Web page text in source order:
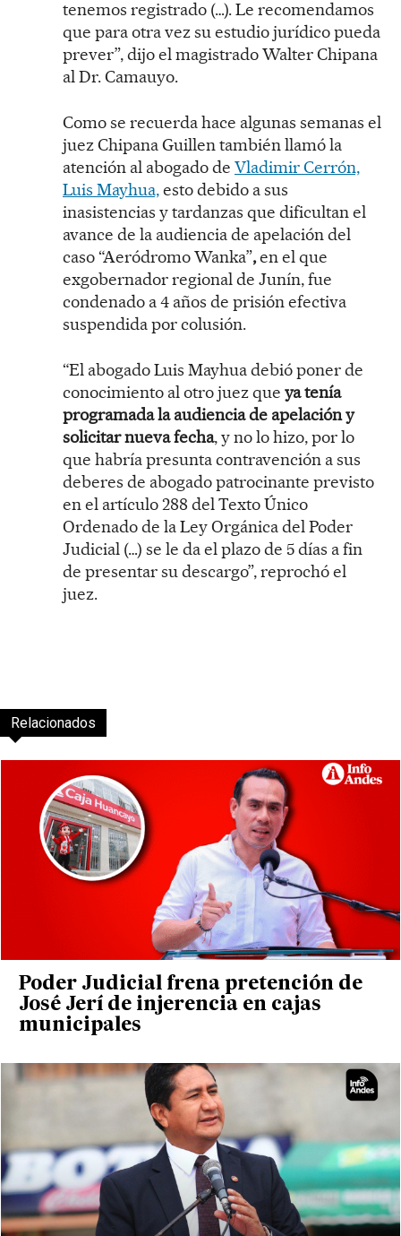
tenemos registrado (…). Le recomendamos
que para otra vez su estudio jurídico pueda
prever”, dijo el magistrado Walter Chipana
al Dr. Camauyo.
Como se recuerda hace algunas semanas el
juez Chipana Guillen también llamó la
atención al abogado de Vladimir Cerrón,
Luis Mayhua,esto debido a sus
inasistencias y tardanzas que dificultan el
avance de la audiencia de apelación del
caso “Aeródromo Wanka”,en el que
exgobernador regional de Junín, fue
condenado a 4 años de prisión efectiva
suspendida por colusión.
“El abogado Luis Mayhua debió poner de
conocimiento al otro juez que ya tenía
programada la audiencia de apelación y
solicitar nueva fecha, y no lo hizo, por lo
que habría presunta contravención a sus
deberes de abogado patrocinante previsto
en el artículo 288 del Texto Único
Ordenado de la Ley Orgánica del Poder
Judicial (…) se le da el plazo de 5 días a fin
de presentar su descargo”, reprochó el
juez.
Relacionados
Poder Judicial frena pretención de
José Jerí de injerencia en cajas
municipales